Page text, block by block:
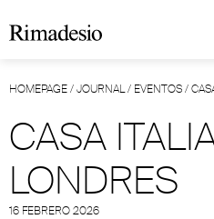
HOMEPAGE/JOURNAL/ EVENTOS/
CASA
LONDRES
16 FEBRERO 2026